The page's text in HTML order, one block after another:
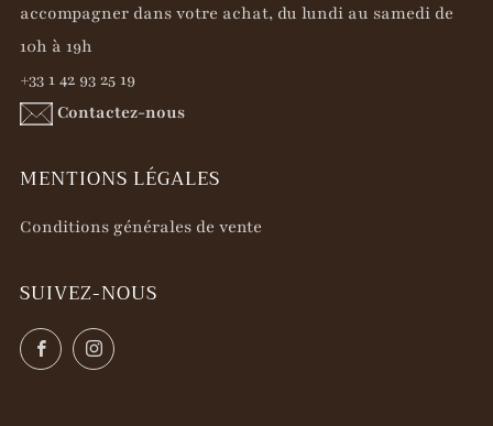
accompagner dans votre achat, du lundi au samedi de
10h à 19h
+33 1 42 93 25 19
Contactez-nous
MENTIONS LÉGALES
Conditions générales de vente
SUIVEZ-NOUS
FacebookInstagram